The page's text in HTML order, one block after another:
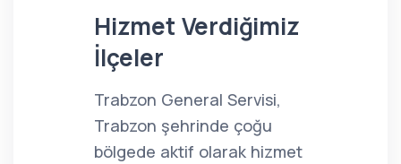
Hizmet Verdiğimiz
İlçeler
Trabzon General Servisi,
Trabzon şehrinde çoğu
bölgede aktif olarak hizmet